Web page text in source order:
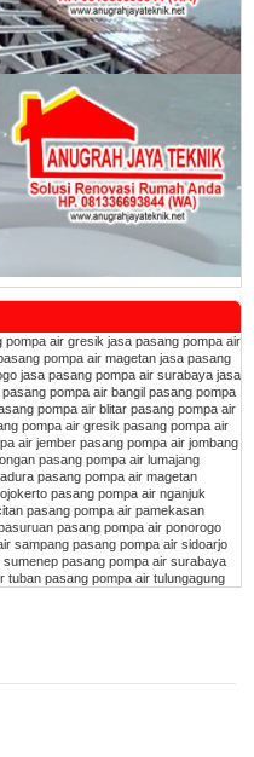
pompa air gresik jasa pasang pompa air
pompa air magetan jasa pasang
jasa pasang pompa air surabaya jasa
pasang pompa air bangil pasang pompa
pompa air blitar pasang pompa air
pompa air gresik pasang pompa air
air jember pasang pompa air jombang
pasang pompa air lumajang
pasang pompa air magetan
pasang pompa air nganjuk
pasang pompa air pamekasan
pasang pompa air ponorogo
sampang pasang pompa air sidoarjo
sumenep pasang pompa air surabaya
tuban pasang pompa air tulungagung